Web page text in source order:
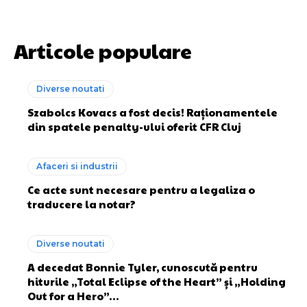
Articole populare
Diverse noutati
Szabolcs Kovacs a fost decis! Raționamentele
din spatele penalty-ului oferit CFR Cluj
Afaceri si industrii
Ce acte sunt necesare pentru a legaliza o
traducere la notar?
Diverse noutati
A decedat Bonnie Tyler, cunoscută pentru
hiturile „Total Eclipse of the Heart” și „Holding
Out for a Hero”…